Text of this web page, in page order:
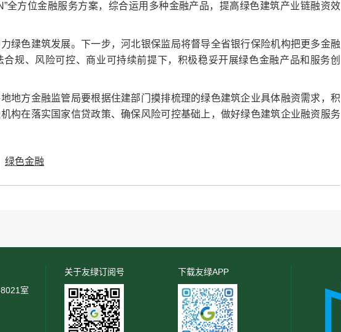
全方位金融服务方案，综合运用多种金融产品，提高绿色建筑产业链融资效
绿色建筑发展。下一步，河北银保监局将督导全省银行保险机构把更多金融
规、风险可控、商业可持续前提下，积极稳妥开展绿色金融产品和服务创
地方金融监管局要根据住建部门摸排梳理的绿色建筑企业具体融资需求，积
构在落实国家信贷政策、确保风险可控基础上，做好绿色建筑企业融资服务
绿色金融
室
关于友绿订阅号 下载友绿APP